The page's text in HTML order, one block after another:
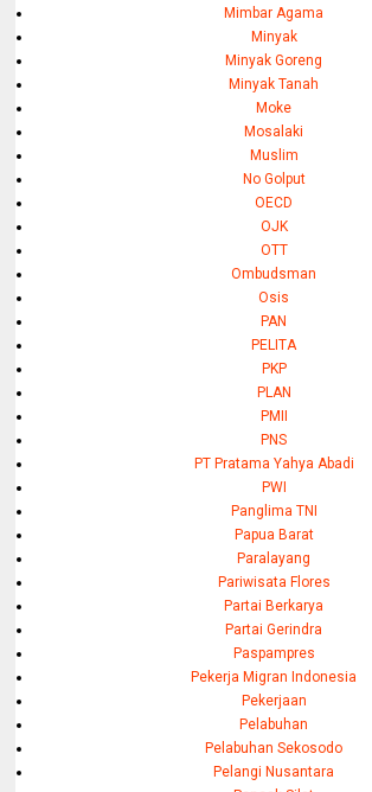
Mimbar Agama
Minyak
Minyak Goreng
Minyak Tanah
Moke
Mosalaki
Muslim
No Golput
OECD
OJK
OTT
Ombudsman
Osis
PAN
PELITA
PKP
PLAN
PMII
PNS
PT Pratama Yahya Abadi
PWI
Panglima TNI
Papua Barat
Paralayang
Pariwisata Flores
Partai Berkarya
Partai Gerindra
Paspampres
Pekerja Migran Indonesia
Pekerjaan
Pelabuhan
Pelabuhan Sekosodo
Pelangi Nusantara